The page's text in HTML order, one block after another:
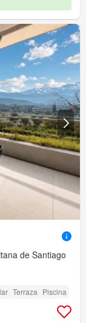
de Santiago
Terraza Piscina